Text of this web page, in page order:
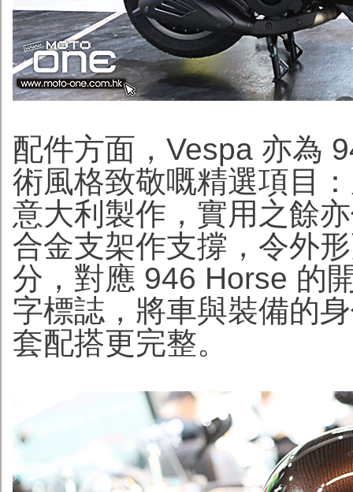
配件方面，Vespa 亦為
術風格致敬嘅精選項目
意大利製作，實用之餘
合金支架作支撐，令外
分，對應 946 Horse 的
字標誌，將車與裝備的
套配搭更完整。